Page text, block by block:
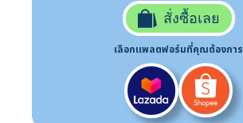
สั่งซื้อเลย
เลือกแพลตฟอร์มที่คุณต้องการ